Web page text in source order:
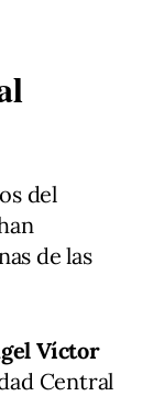
del
de las
Víctor
Central